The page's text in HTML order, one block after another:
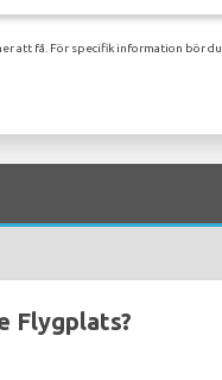
att få. För specifik information bör du
Flygplats?